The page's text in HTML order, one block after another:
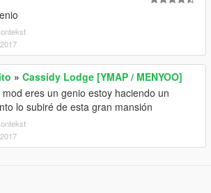
» Cassidy Lodge [YMAP / MENYOO]
eres un genio estoy haciendo un
lo subiré de esta gran mansión